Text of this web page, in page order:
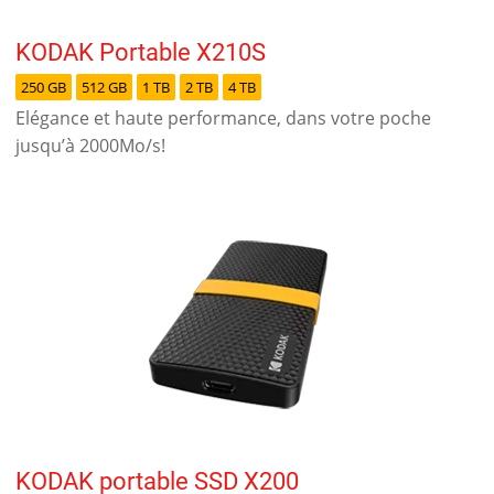
KODAK Portable X210S
250 GB 512 GB 1 TB 2 TB 4 TB
Elégance et haute performance, dans votre poche
jusqu’à 2000Mo/s!
KODAK portable SSD X200